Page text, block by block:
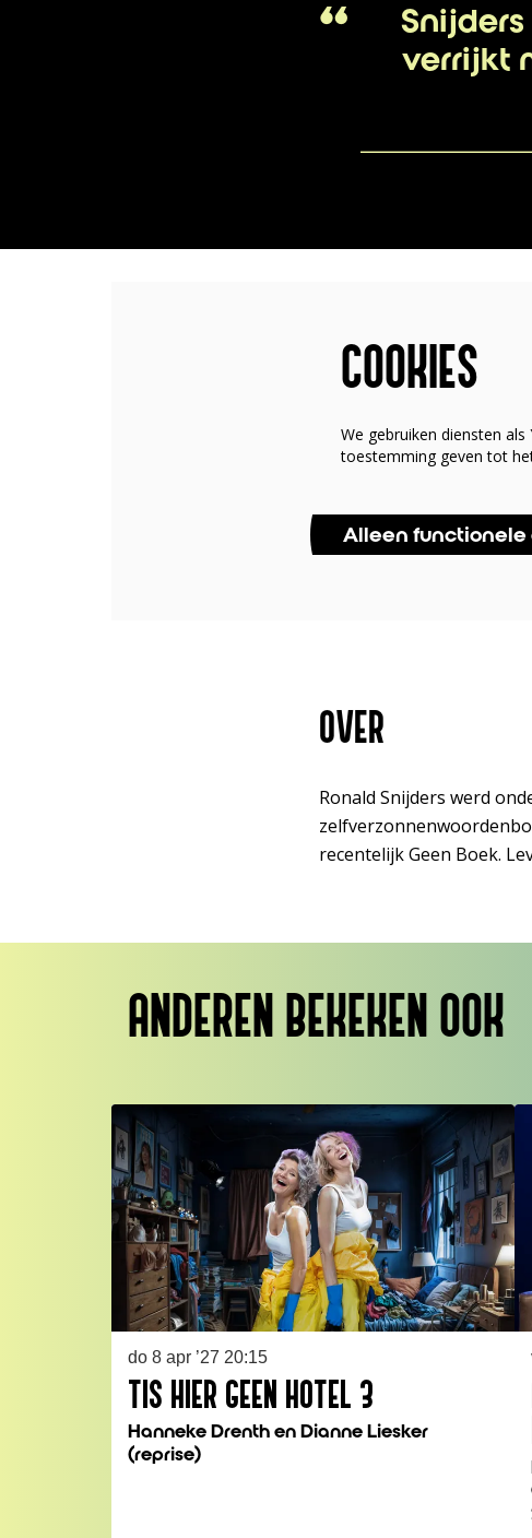
verrijkt
COOKIES
We gebruiken diensten
toestemming geven tot
Alleen functionele
OVER
Ronald Snijders werd
recentelijk Geen Boek.
ANDEREN BEKEKEN OOK
TIS HIER GEEN HOTEL 3
Hanneke Drenth en Dianne Liesker
(reprise)
do 8 apr ’27 20:15